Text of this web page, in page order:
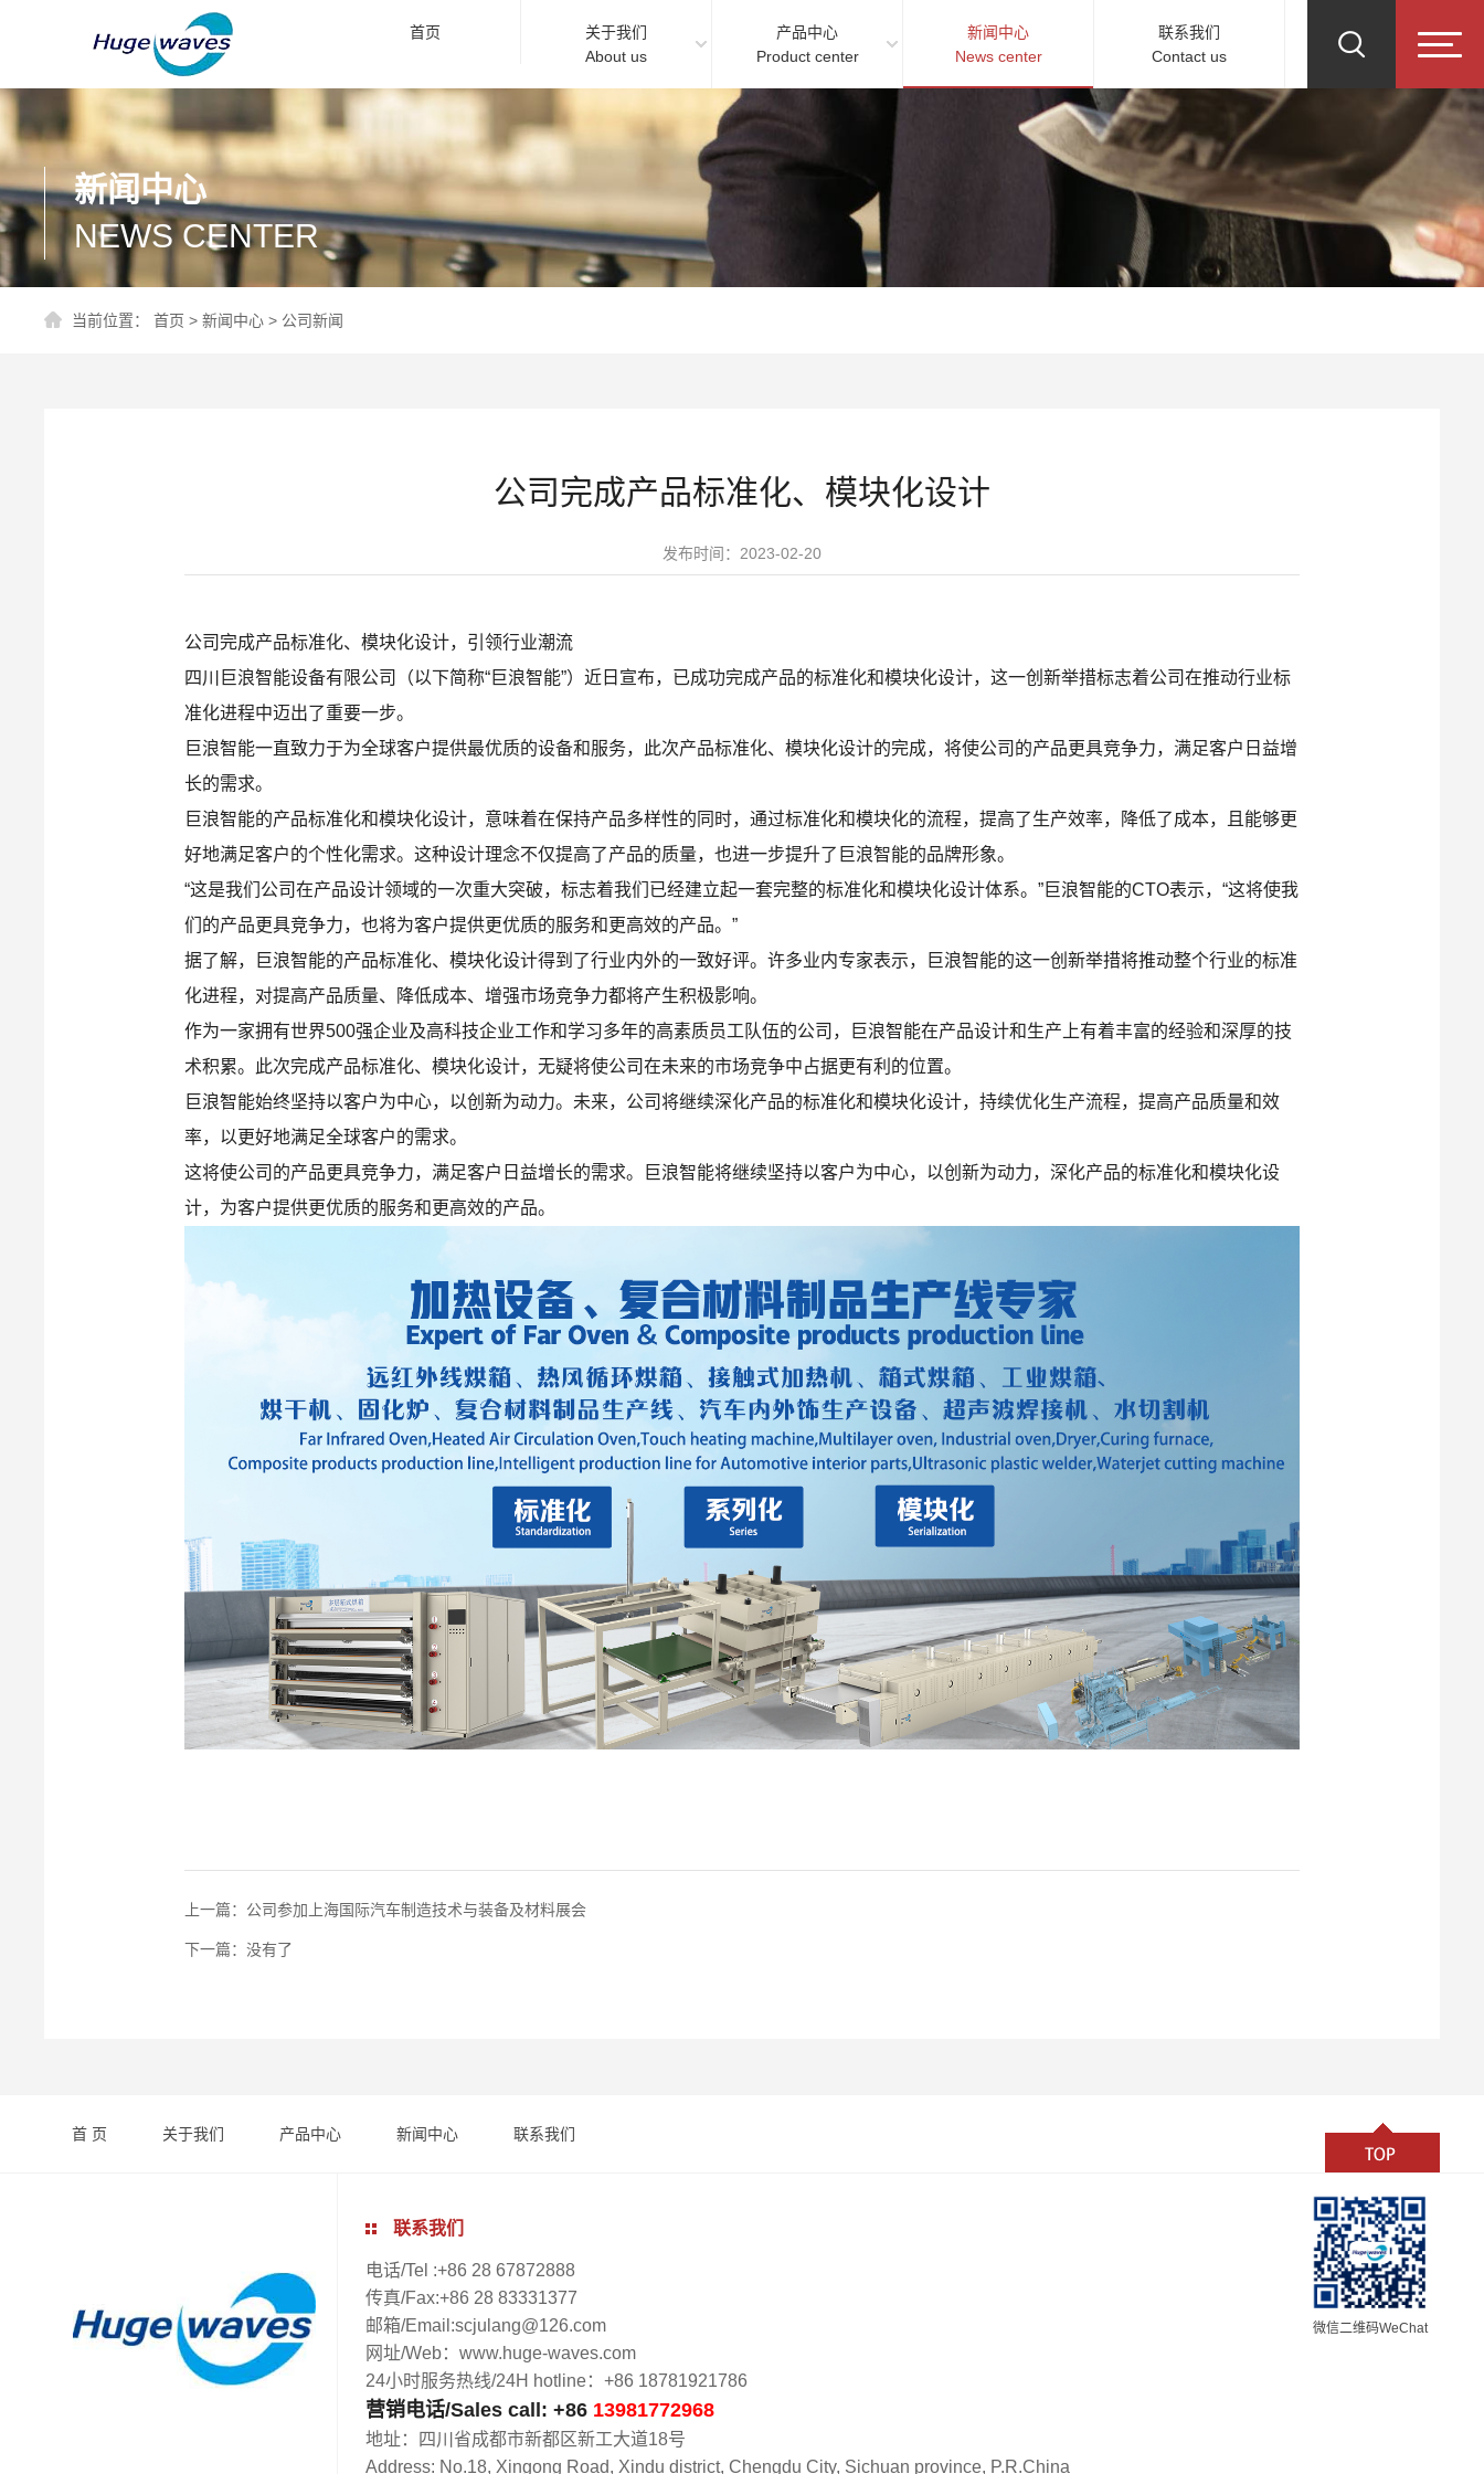
首页
关于我们
About us
产品中心
Product center
新闻中心
News center
联系我们
Contact us
新闻中心
NEWS CENTER
当前位置：首页 >新闻中心 > 公司新闻
公司完成产品标准化、模块化设计
发布时间：2023-02-20
公司完成产品标准化、模块化设计，引领行业潮流
四川巨浪智能设备有限公司（以下简称“巨浪智能”）近日宣布，已成功完成产品的标准化和模块化设计，这一创新举措标志着公司在推动行业标
准化进程中迈出了重要一步。
巨浪智能一直致力于为全球客户提供最优质的设备和服务，此次产品标准化、模块化设计的完成，将使公司的产品更具竞争力，满足客户日益增
长的需求。
巨浪智能的产品标准化和模块化设计，意味着在保持产品多样性的同时，通过标准化和模块化的流程，提高了生产效率，降低了成本，且能够更
好地满足客户的个性化需求。这种设计理念不仅提高了产品的质量，也进一步提升了巨浪智能的品牌形象。
“这是我们公司在产品设计领域的一次重大突破，标志着我们已经建立起一套完整的标准化和模块化设计体系。”巨浪智能的CTO表示，“这将使我
们的产品更具竞争力，也将为客户提供更优质的服务和更高效的产品。”
据了解，巨浪智能的产品标准化、模块化设计得到了行业内外的一致好评。许多业内专家表示，巨浪智能的这一创新举措将推动整个行业的标准
化进程，对提高产品质量、降低成本、增强市场竞争力都将产生积极影响。
作为一家拥有世界500强企业及高科技企业工作和学习多年的高素质员工队伍的公司，巨浪智能在产品设计和生产上有着丰富的经验和深厚的技
术积累。此次完成产品标准化、模块化设计，无疑将使公司在未来的市场竞争中占据更有利的位置。
巨浪智能始终坚持以客户为中心，以创新为动力。未来，公司将继续深化产品的标准化和模块化设计，持续优化生产流程，提高产品质量和效
率，以更好地满足全球客户的需求。
这将使公司的产品更具竞争力，满足客户日益增长的需求。巨浪智能将继续坚持以客户为中心，以创新为动力，深化产品的标准化和模块化设
计，为客户提供更优质的服务和更高效的产品。
上一篇：公司参加上海国际汽车制造技术与装备及材料展会
下一篇：没有了
首 页 关于我们 产品中心 新闻中心 联系我们
联系我们
电话/Tel :+86 28 67872888
传真/Fax:+86 28 83331377
邮箱/Email:scjulang@126.com
网址/Web：www.huge-waves.com
24小时服务热线/24H hotline：+86 18781921786
营销电话/Sales call: +86 13981772968
地址：四川省成都市新都区新工大道18号
Address: No.18, Xingong Road, Xindu district, Chengdu City, Sichuan province, P.R.China
微信二维码WeChat